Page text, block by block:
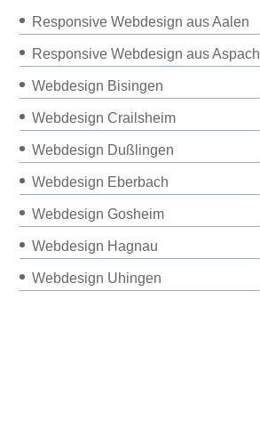
Responsive Webdesign aus Aalen
Responsive Webdesign aus Aspach
Webdesign Bisingen
Webdesign Crailsheim
Webdesign Dußlingen
Webdesign Eberbach
Webdesign Gosheim
Webdesign Hagnau
Webdesign Uhingen